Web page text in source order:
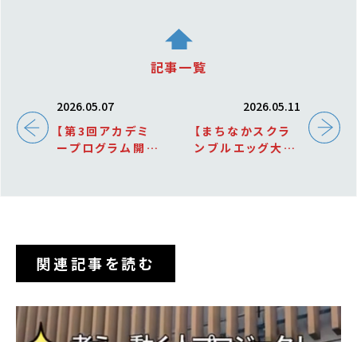
2026.05.07
【第3回アカデミ
ープログラム開
記事一覧
2026.05.11
【まちなかスクラ
ンブルエッグ大作
関連記事を読む
PICK UP